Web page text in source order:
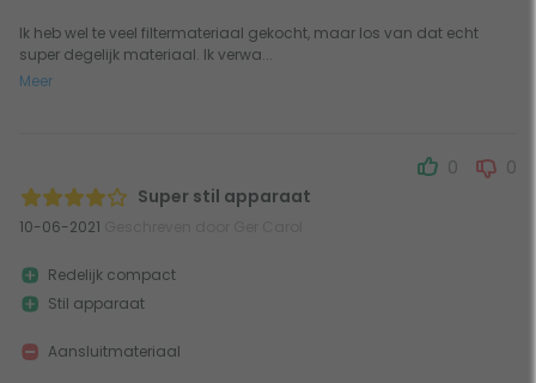
Ik heb wel te veel filtermateriaal gekocht, maar los van dat echt
super degelijk materiaal. Ik verwa...
Meer
Super stil apparaat
10-06-2021
0 0
Redelijk compact
Stil apparaat
Aansluitmateriaal